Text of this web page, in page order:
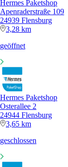
Hermes Paketshop
Apenraderstraße 109
24939 Flensburg
3,28 km
geöffnet
Hermes Paketshop
Osterallee 2
24944 Flensburg
3,65 km
geschlossen